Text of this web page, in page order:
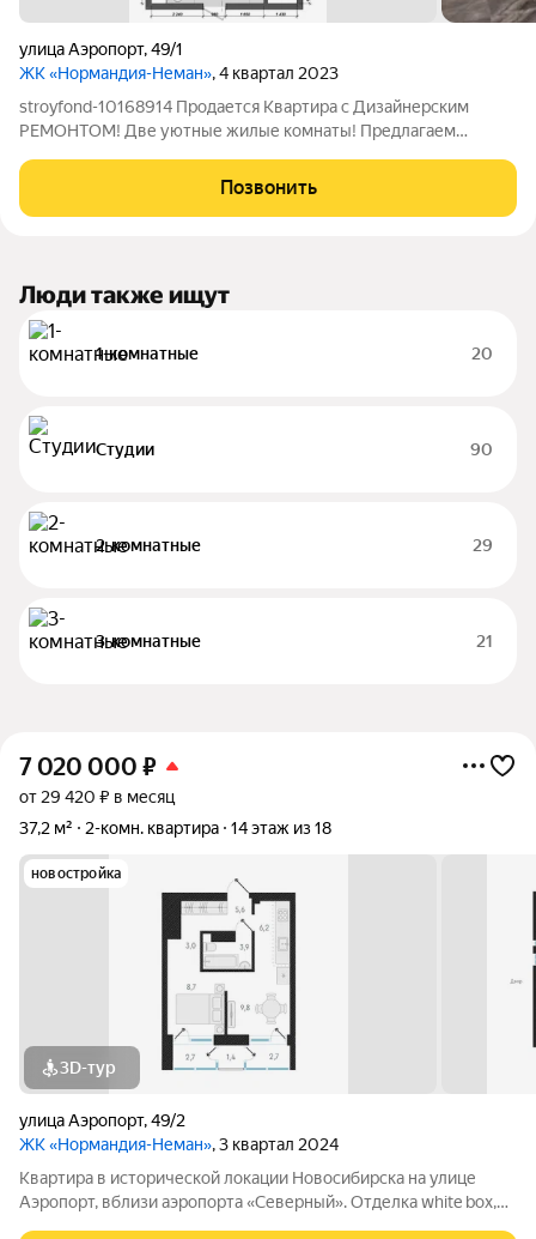
улица Аэропорт,49/1
ЖК «Нормандия-Неман», 4 квартал 2023
stroyfond-10168914 Продается Квартира с Дизайнерским
РЕМОНТОМ! Две уютные жилые комнаты! Предлагаем
Неман", расположенном в исторической локации городского
аэропорта Северный. Жилой комплекс состоит
Позвонить
Люди также ищут
1-комнатные 20
Студии 90
2-комнатные 29
3-комнатные 21
7 020 000 ₽
от 29 420 ₽ в месяц
37,2 м²
2-комн. квартира 14 этаж из 18
новостройка
3D-тур
улица Аэропорт,49/2
ЖК «Нормандия-Неман», 3 квартал 2024
Квартира в исторической локации Новосибирска на улице
Аэропорт, вблизи аэропорта «Северный». Отделка white box,